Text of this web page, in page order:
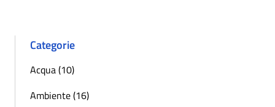
Categorie
Acqua (10)
Ambiente (16)